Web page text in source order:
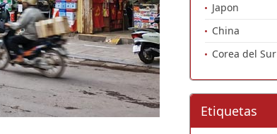
Japon
China
Corea del Sur
Etiquetas